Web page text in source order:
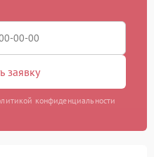
заявку
конфиденциальности